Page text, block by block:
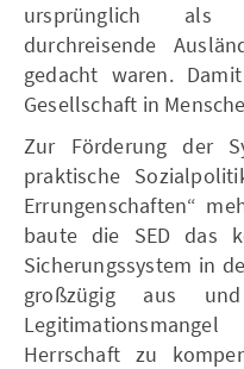
ursprünglich als
durchreisende
gedacht waren.
Gesellschaft in
Zur Förderung der
praktische
Errungenschaften“
baute die SED das
Sicherungssystem in
großzügig aus
Herrschaft zu